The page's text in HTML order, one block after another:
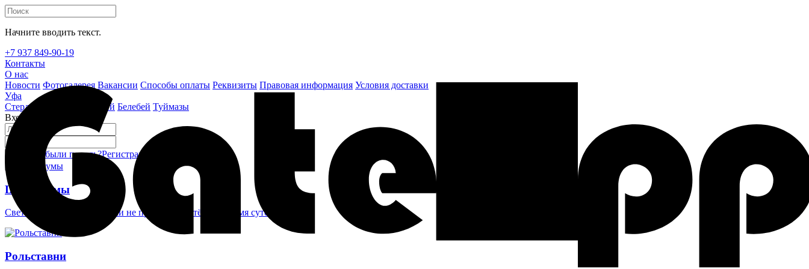
Начните вводить текст.
+7 937 849-90-19
Контакты
О нас
Новости Фотогалерея Вакансии Способы оплаты Реквизиты Правовая информация Условия доставки
Уфа
Стерлитамак
Октябрьский Белебей Туймазы
Вход на сайт
Забыли пароль?Регистрация
Шлагбаумы
Светоотражающие наклейки не проглядеть в тёмное время суток
Рольставни